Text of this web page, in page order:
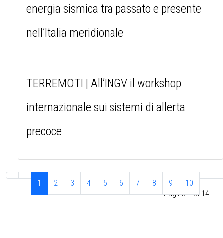
energia sismica tra passato e presente
nell’Italia meridionale
TERREMOTI | All’INGV il workshop
internazionale sui sistemi di allerta
precoce
Pagina 1 di 14
1 2 3 4 5 6 7 8 9 10